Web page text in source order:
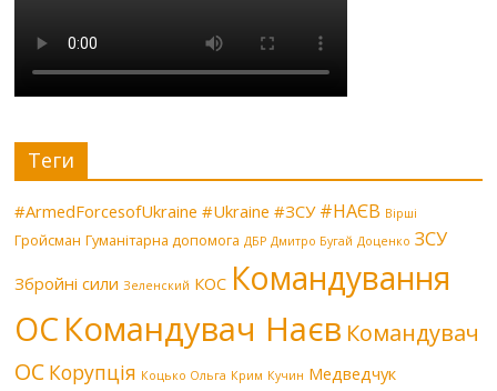
Теги
#ArmedForcesofUkraine #Ukraine #ЗСУ #НАЄВ Вірші
Гройсман Гуманітарна допомога ДБР Дмитро Бугай Доценко ЗСУ
Збройні сили Зеленский КОС Командування
ОС Командувач Наєв Командувач
ОС Корупція Коцько Ольга Крим Кучин Медведчук